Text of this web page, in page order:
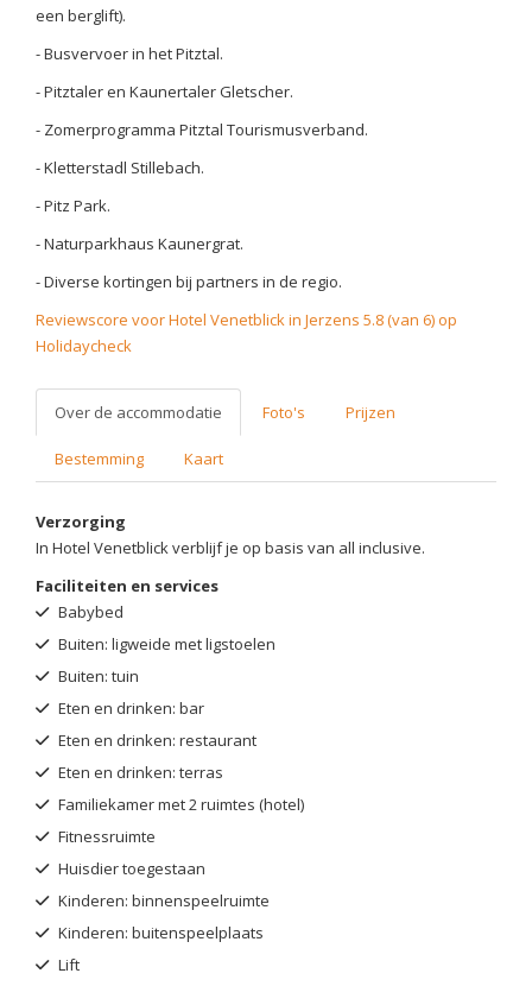
een berglift).
- Busvervoer in het Pitztal.
- Pitztaler en Kaunertaler Gletscher.
- Zomerprogramma Pitztal Tourismusverband.
- Kletterstadl Stillebach.
- Pitz Park.
- Naturparkhaus Kaunergrat.
- Diverse kortingen bij partners in de regio.
Reviewscore voor Hotel Venetblick in Jerzens 5.8 (van 6) op
Holidaycheck
Over de accommodatie Foto's Prijzen
Bestemming Kaart
Verzorging
In Hotel Venetblick verblijf je op basis van all inclusive.
Faciliteiten en services
Babybed
Buiten: ligweide met ligstoelen
Buiten: tuin
Eten en drinken: bar
Eten en drinken: restaurant
Eten en drinken: terras
Familiekamer met 2 ruimtes (hotel)
Fitnessruimte
Huisdier toegestaan
Kinderen: binnenspeelruimte
Kinderen: buitenspeelplaats
Lift